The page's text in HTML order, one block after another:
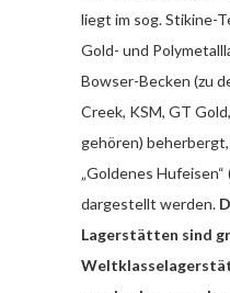
liegt im sog. Stikine-
Gold- und
Bowser-Becken (zu
Creek, KSM, GT
gehören)
„Goldenes
dargestellt werden.
Lagerstätten sind